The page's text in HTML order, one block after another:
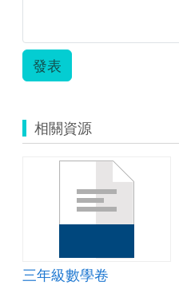
發表
相關資源
三年級數學卷